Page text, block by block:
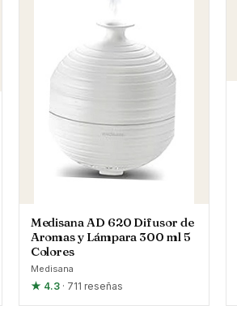
Medisana AD 620 Difusor de
Aromas y Lámpara 300 ml 5
Colores
Medisana
★ 4.3 · 711 reseñas